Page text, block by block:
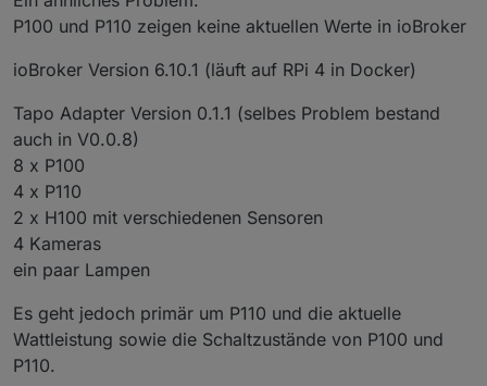
P100 und P110 zeigen keine aktuellen Werte in ioBroker
ioBroker Version 6.10.1 (läuft auf RPi 4 in Docker)
Tapo Adapter Version 0.1.1 (selbes Problem bestand
auch in V0.0.8)
8 x P100
4 x P110
2 x H100 mit verschiedenen Sensoren
4 Kameras
ein paar Lampen
Es geht jedoch primär um P110 und die aktuelle
Wattleistung sowie die Schaltzustände von P100 und
P110.